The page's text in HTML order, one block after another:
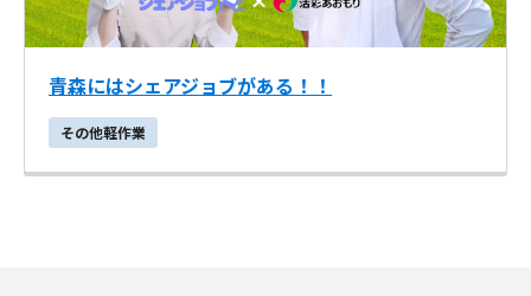
青森にはシェアジョブがある！！
その他軽作業